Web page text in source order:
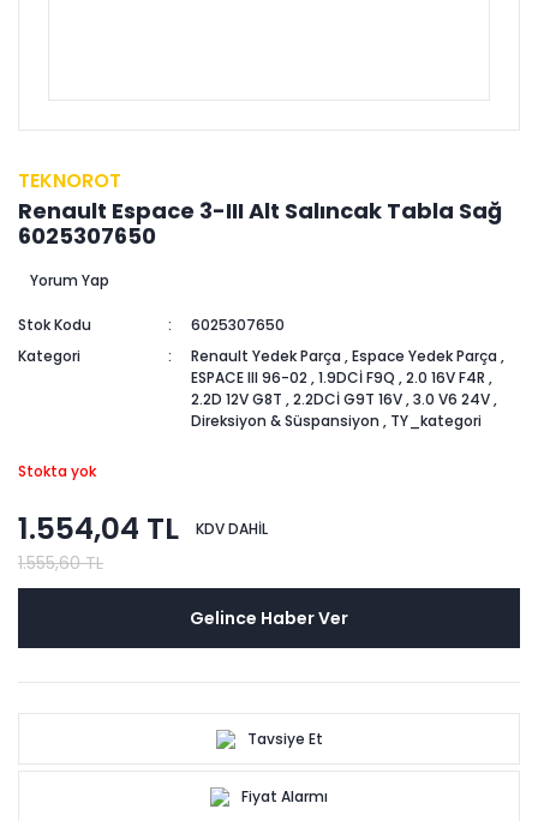
TEKNOROT
Renault Espace 3-III Alt Salıncak Tabla Sağ
6025307650
Yorum Yap
Stok Kodu
6025307650
Kategori
Renault Yedek Parça ,Espace Yedek Parça ,
ESPACE III 96-02 ,1.9DCİ F9Q ,2.0 16V F4R ,
2.2D 12V G8T ,2.2DCİ G9T 16V,3.0 V6 24V,
Direksiyon & Süspansiyon , TY_kategori
Stokta yok
1.554,04 TL KDV DAHİL
1.555,60 TL
Gelince Haber Ver
Tavsiye Et
Fiyat Alarmı